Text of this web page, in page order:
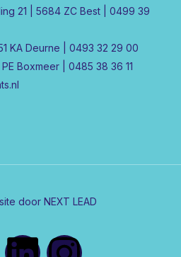
21 | 5684 ZC Best | 0499 39
KA Deurne | 0493 32 29 00
Boxmeer | 0485 38 36 11
door NEXT LEAD